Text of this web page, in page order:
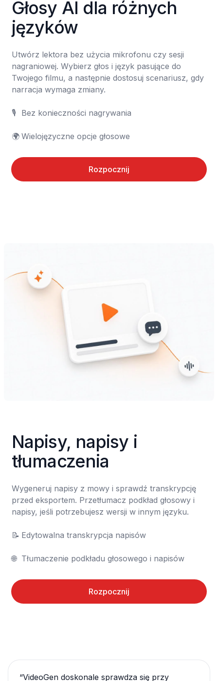
Głosy AI dla różnych
języków
Utwórz lektora bez użycia mikrofonu czy sesji
nagraniowej. Wybierz głos i język pasujące do
Twojego filmu, a następnie dostosuj scenariusz, gdy
narracja wymaga zmiany.
🎙️	Bez konieczności nagrywania
🌍	Wielojęzyczne opcje głosowe
Rozpocznij
Napisy, napisy i
tłumaczenia
Wygeneruj napisy z mowy i sprawdź transkrypcję
przed eksportem. Przetłumacz podkład głosowy i
napisy, jeśli potrzebujesz wersji w innym języku.
📝	Edytowalna transkrypcja napisów
🌐	Tłumaczenie podkładu głosowego i napisów
Rozpocznij
“VideoGen doskonale sprawdza się przy